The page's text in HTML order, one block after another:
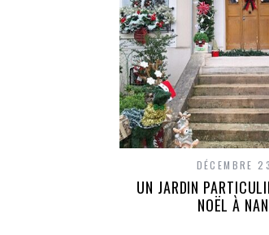
DÉCEMBRE
UN JARDIN
NOËL À